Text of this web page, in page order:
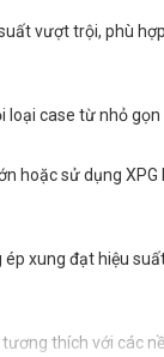
vượt trội, phù
case từ nhỏ gọn
hoặc sử dụng XPG
ép xung đạt hiệu
thích với các